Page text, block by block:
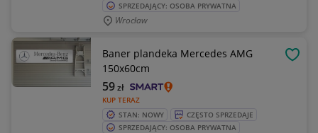
SPRZEDAJĄCY: OSOBA PRYWATNA
Wrocław
Baner plandeka Mercedes AMG
150x60cm
KUP TERAZ
59zł
STAN: NOWY
CZĘSTO SPRZEDAJE
SPRZEDAJĄCY: OSOBA PRYWATNA